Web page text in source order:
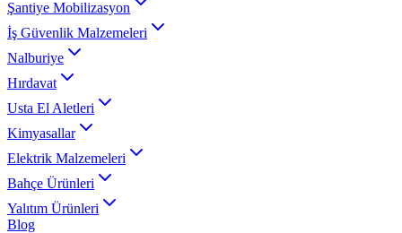
Şantiye Mobilizasyon
İş Güvenlik Malzemeleri
Nalburiye
Hırdavat
Usta El Aletleri
Kimyasallar
Elektrik Malzemeleri
Bahçe Ürünleri
Yalıtım Ürünleri
Blog